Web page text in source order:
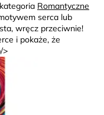
Romantyczne
serca lub
wręcz przeciwnie!
i pokaże, że
>